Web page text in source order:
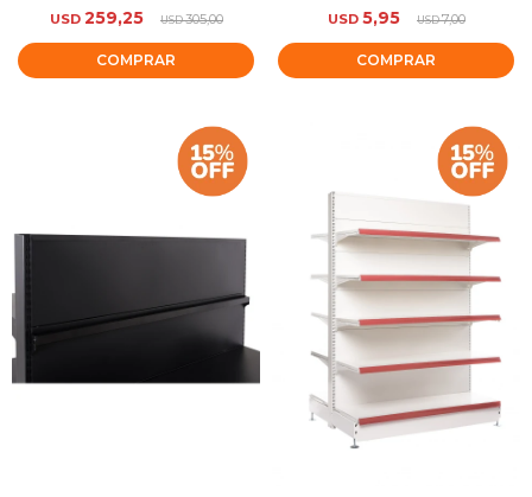
USD 259,25 USD305,00 USD 5,95 USD7,00